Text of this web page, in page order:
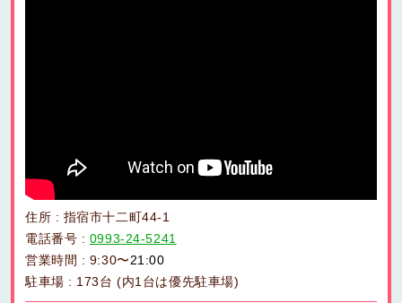
住所 : 指宿市十二町44-1
電話番号 : 0993-24-5241
営業時間 : 9:30〜21:00
駐車場 : 173台 (内1台は優先駐車場)